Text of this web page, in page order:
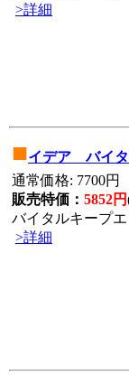
>詳細
■イデア バイタ
通常価格: 7700円
販売特価： 5852円
バイタルキープ
>詳細